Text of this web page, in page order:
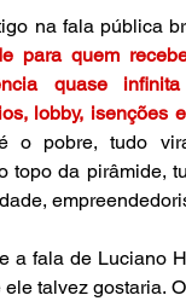
na fala pública
para quem
quase
lobby, isenções
o pobre, tudo
topo da pirâmide,
a fala de Luciano
talvez gostaria.